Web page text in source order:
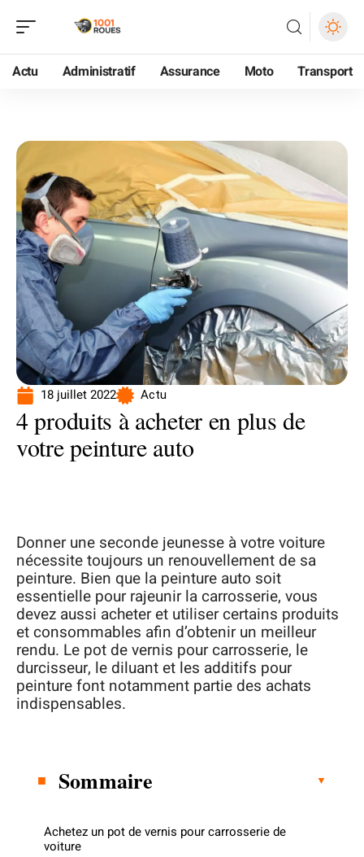
Actu Administratif Assurance Moto Transport
18 juillet 2022 Actu
4 produits à acheter en plus de
votre peinture auto
Donner une seconde jeunesse à votre voiture
nécessite toujours un renouvellement de sa
peinture. Bien que la peinture auto soit
essentielle pour rajeunir la carrosserie, vous
devez aussi acheter et utiliser certains produits
et consommables afin d’obtenir un meilleur
rendu. Le pot de vernis pour carrosserie, le
durcisseur, le diluant et les additifs pour
peinture font notamment partie des achats
indispensables.
Sommaire
Achetez un pot de vernis pour carrosserie de
voiture